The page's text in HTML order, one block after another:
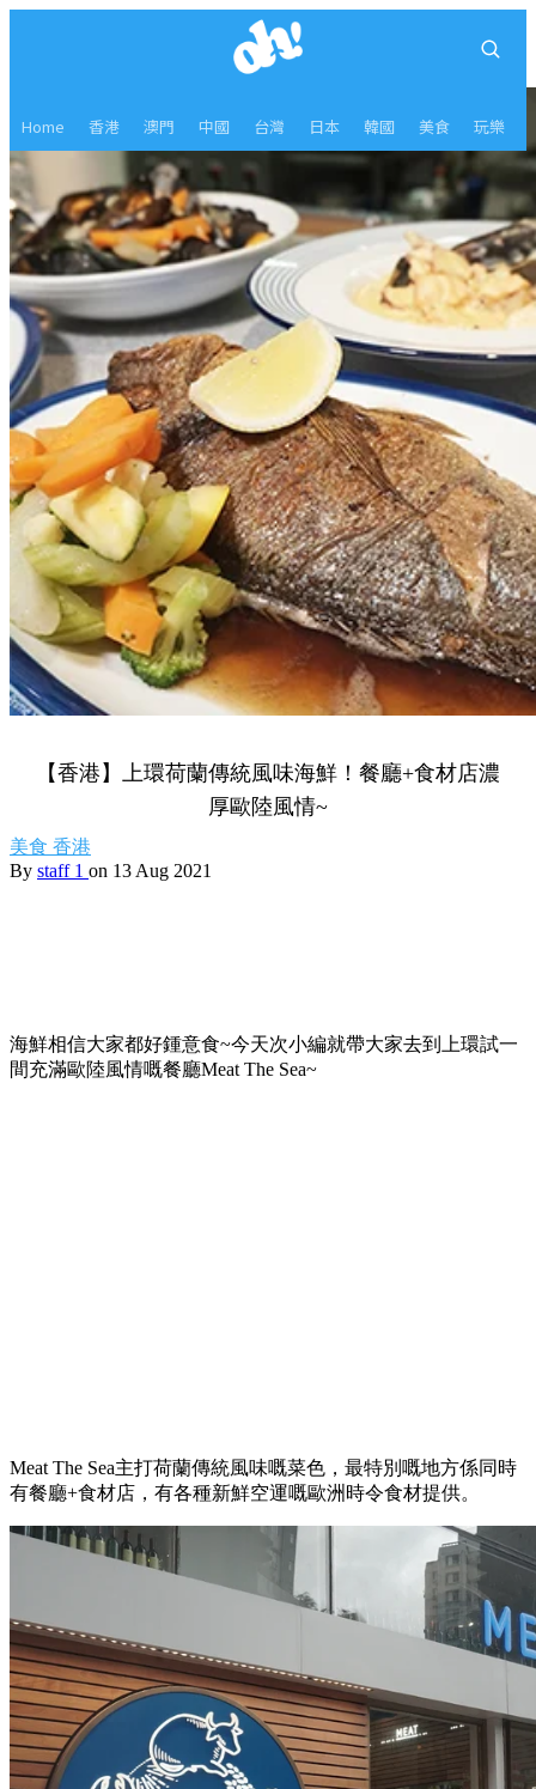
Home 香港 澳門 中國 台灣 日本 韓國 美食 玩樂
【香港】上環荷蘭傳統風味海鮮！餐廳+食材店濃
厚歐陸風情~
美食 香港
By staff 1 on 13 Aug 2021
海鮮相信大家都好鍾意食~今天次小編就帶大家去到上環試一
間充滿歐陸風情嘅餐廳Meat The Sea~
Meat The Sea主打荷蘭傳統風味嘅菜色，最特別嘅地方係同時
有餐廳+食材店，有各種新鮮空運嘅歐洲時令食材提供。